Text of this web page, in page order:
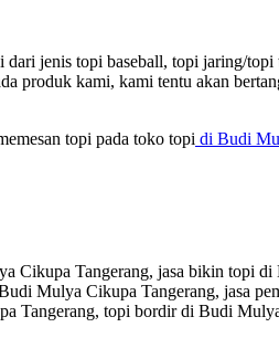
jenis topi baseball, topi jaring/
produk kami, kami tentu akan
topi pada toko topi di Budi
Tangerang, jasa bikin topi
Mulya Cikupa Tangerang, jasa
Tangerang, topi bordir di Budi